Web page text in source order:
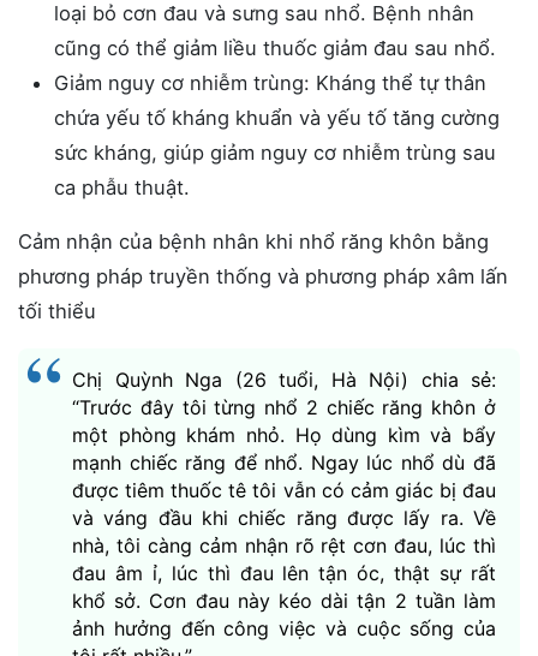
loại bỏ cơn đau và sưng sau nhổ. Bệnh nhân
cũng có thể giảm liều thuốc giảm đau sau nhổ.
Giảm nguy cơ nhiễm trùng: Kháng thể tự thân
chứa yếu tố kháng khuẩn và yếu tố tăng cường
sức kháng, giúp giảm nguy cơ nhiễm trùng sau
ca phẫu thuật.
Cảm nhận của bệnh nhân khi nhổ răng khôn bằng
phương pháp truyền thống và phương pháp xâm lấn
tối thiểu
Chị Quỳnh Nga (26 tuổi, Hà Nội) chia sẻ:
“Trước đây tôi từng nhổ 2 chiếc răng khôn ở
một phòng khám nhỏ. Họ dùng kìm và bẩy
mạnh chiếc răng để nhổ. Ngay lúc nhổ dù đã
được tiêm thuốc tê tôi vẫn có cảm giác bị đau
và váng đầu khi chiếc răng được lấy ra. Về
nhà, tôi càng cảm nhận rõ rệt cơn đau, lúc thì
đau âm ỉ, lúc thì đau lên tận óc, thật sự rất
khổ sở. Cơn đau này kéo dài tận 2 tuần làm
ảnh hưởng đến công việc và cuộc sống của